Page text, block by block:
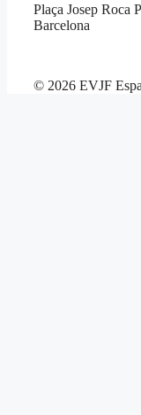
Plaça Josep Roca
Barcelona
© 2026 EVJF